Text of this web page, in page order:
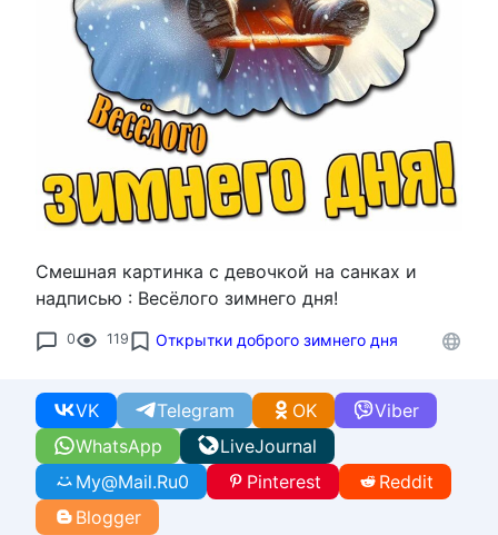
Смешная картинка с девочкой на санках и
надписью : Весёлого зимнего дня!
0 119 Открытки доброго зимнего дня
WhatsApp
VK Telegram Viber
OK
LiveJournal
My@Mail.Ru0 Pinterest
Reddit
Blogger